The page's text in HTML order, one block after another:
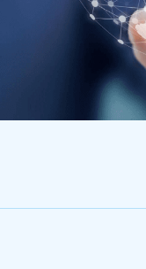
深い
グ
ート